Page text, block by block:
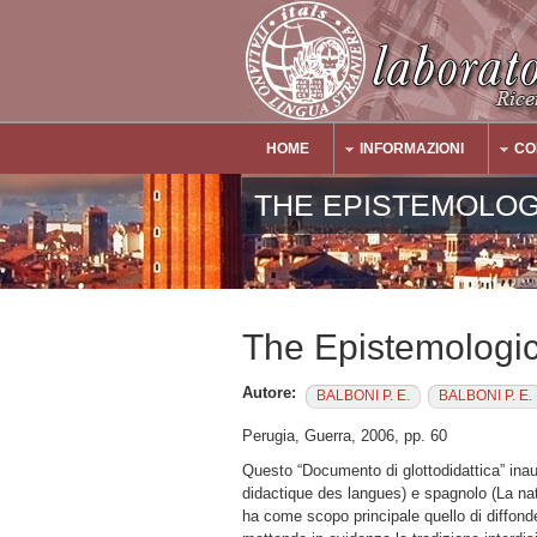
Main Menu
HOME INFORMAZIONI
THE
The
Autore: BALBONI P. E. BALBONI P. E.
Perugia, Guerra, 2006, pp. 60
Questo “Documento di glottodidattica”
didactique des langues) e spagnolo (La
ha come scopo principale quello di